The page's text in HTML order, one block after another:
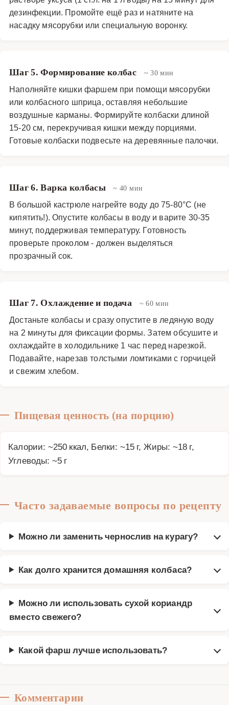
дезинфекции. Промойте ещё раз и натяните на
насадку мясорубки или специальную воронку.
Шаг 5. Формирование колбас ~ 30 мин
Наполняйте кишки фаршем при помощи мясорубки
или колбасного шприца, оставляя небольшие
воздушные карманы. Формируйте колбаски длиной
15-20 см, перекручивая кишки между порциями.
Готовые колбаски подвесьте на деревянные палочки.
Шаг 6. Варка колбасы ~ 40 мин
В большой кастрюле нагрейте воду до 75-80°C (не
кипятить!). Опустите колбасы в воду и варите 30-35
минут, поддерживая температуру. Готовность
проверьте проколом - должен выделяться
прозрачный сок.
Шаг 7. Охлаждение и подача ~ 60 мин
Достаньте колбасы и сразу опустите в ледяную воду
на 2 минуты для фиксации формы. Затем обсушите и
охлаждайте в холодильнике 1 час перед нарезкой.
Подавайте, нарезав толстыми ломтиками с горчицей
и свежим хлебом.
Пищевая ценность (на порцию)
Калории: ~250 ккал, Белки: ~15 г, Жиры: ~18 г,
Углеводы: ~5 г
Часто задаваемые вопросы по рецепту
Можно ли заменить чернослив на курагу?
Как долго хранится домашняя колбаса?
Можно ли использовать сухой кориандр
вместо свежего?
Какой фарш лучше использовать?
Комментарии